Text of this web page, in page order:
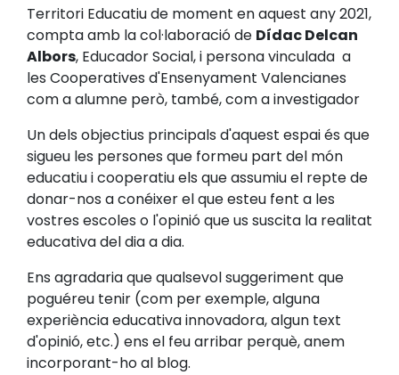
Territori Educatiu de moment en aquest any 2021,
compta amb la col·laboració de Dídac Delcan
Albors, Educador Social, i persona vinculada a
les Cooperatives d'Ensenyament Valencianes
com a alumne però, també, com a investigador
Un dels objectius principals d'aquest espai és que
sigueu les persones que formeu part del món
educatiu i cooperatiu els que assumiu el repte de
donar-nos a conéixer el que esteu fent a les
vostres escoles o l'opinió que us suscita la realitat
educativa del dia a dia.
Ens agradaria que qualsevol suggeriment que
poguéreu tenir (com per exemple, alguna
experiència educativa innovadora, algun text
d'opinió, etc.) ens el feu arribar perquè, anem
incorporant-ho al blog.